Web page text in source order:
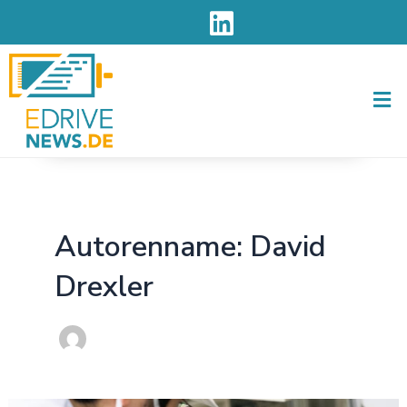
springen
Autorenname: David
Drexler